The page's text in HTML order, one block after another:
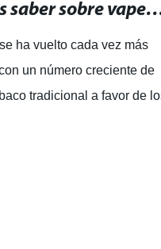
Todo lo que necesitas saber sobre vapear
ha vuelto cada vez más
un número creciente de
tradicional a favor de